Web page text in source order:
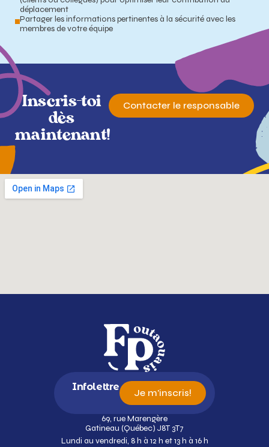
déplacement
Partager les informations pertinentes à la sécurité avec les
membres de votre équipe
Inscris-toi
dès
maintenant!
Contacter le responsable
Infolettre
Je m'inscris!
69, rue Marengère
Gatineau (Québec) J8T 3T7
Lundi au vendredi, 8 h à 12 h et 13 h à 16 h